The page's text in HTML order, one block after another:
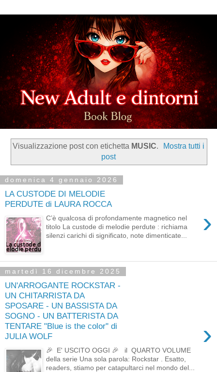
Visualizzazione post con etichetta MUSIC.
Mostra tutti i
post
domenica 4 gennaio 2026
LA CUSTODE DI MELODIE
PERDUTE di LAURA ROCCA
›
C’è qualcosa di profondamente magnetico nel
titolo La custode di melodie perdute : richiama
silenzi carichi di significato, note dimenticate...
martedì 16 dicembre 2025
UN'ARROGANTE ROCKSTAR -
UN CHITARRISTA DA
SPOSARE - UN BASSISTA DA
SOGNO - UN BATTERISTA DA
TENTARE "Blue is the color" di
JULIA WOLF
›
🎉 E' USCITO OGGI 🎉 il QUARTO VOLUME
della serie Una sola parola: Rockstar . Esatto,
readers, stiamo per catapultarci nel mondo del...